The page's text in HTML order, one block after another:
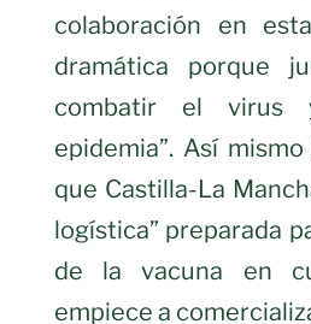
colaboración en
dramática porque
combatir el virus
epidemia”. Así
que Castilla-La
logística” preparada
de la vacuna en
empiece a